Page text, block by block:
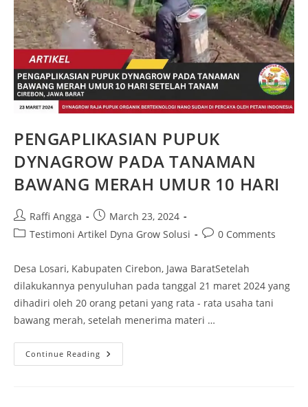
PENGAPLIKASIAN PUPUK
DYNAGROW PADA TANAMAN
BAWANG MERAH UMUR 10 HARI
Raffi Angga
March 23, 2024
Testimoni Artikel Dyna Grow Solusi
0 Comments
Desa Losari, Kabupaten Cirebon, Jawa BaratSetelah
dilakukannya penyuluhan pada tanggal 21 maret 2024 yang
dihadiri oleh 20 orang petani yang rata - rata usaha tani
bawang merah, setelah menerima materi …
Continue Reading